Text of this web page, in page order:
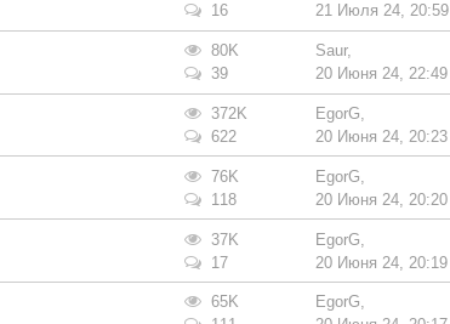
16
21 Июля 24, 20:59
80K
39
Saur,
20 Июня 24, 22:49
372K
622
EgorG,
20 Июня 24, 20:23
76K
118
EgorG
20 Июня 24, 20:20
37K
17
EgorG
20 Июня 24, 20:19
65K
EgorG,